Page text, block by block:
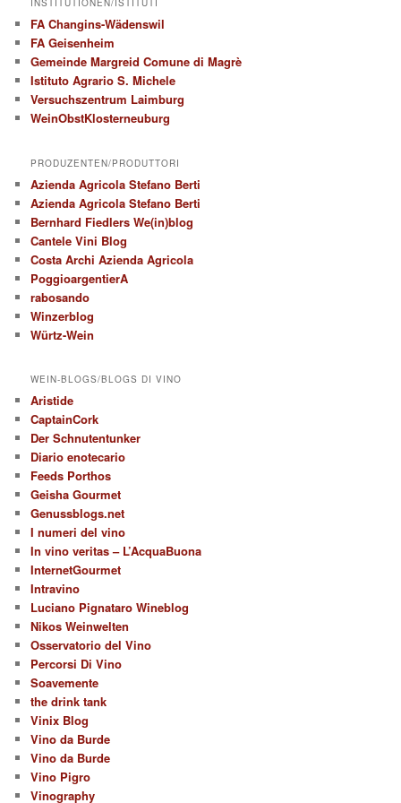
INSTITUTIONEN/ISTITUTI
FA Changins-Wädenswil
FA Geisenheim
Gemeinde Margreid Comune di Magrè
Istituto Agrario S. Michele
Versuchszentrum Laimburg
WeinObstKlosterneuburg
PRODUZENTEN/PRODUTTORI
Azienda Agricola Stefano Berti
Azienda Agricola Stefano Berti
Bernhard Fiedlers We(in)blog
Cantele Vini Blog
Costa Archi Azienda Agricola
PoggioargentierA
rabosando
Winzerblog
Würtz-Wein
WEIN-BLOGS/BLOGS DI VINO
Aristide
CaptainCork
Der Schnutentunker
Diario enotecario
Feeds Porthos
Geisha Gourmet
Genussblogs.net
I numeri del vino
In vino veritas – L’AcquaBuona
InternetGourmet
Intravino
Luciano Pignataro Wineblog
Nikos Weinwelten
Osservatorio del Vino
Percorsi Di Vino
Soavemente
the drink tank
Vinix Blog
Vino da Burde
Vino da Burde
Vino Pigro
Vinography